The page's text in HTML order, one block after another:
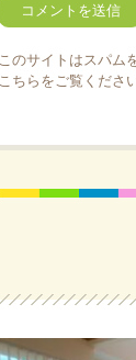
このサイトはスパム
こちらをご覧くださ